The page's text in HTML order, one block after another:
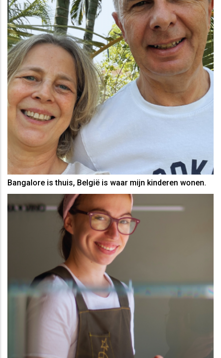
Bangalore is thuis, België is waar mijn kinderen wonen.